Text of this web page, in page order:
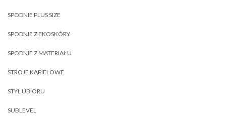
SPODNIE PLUS SIZE
SPODNIE Z EKOSKÓRY
SPODNIE Z MATERIAŁU
STROJE KĄPIELOWE
STYL UBIORU
SUBLEVEL